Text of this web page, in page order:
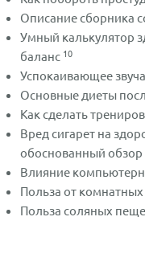
Описание сборника
Умный калькулятор
баланс 10
Успокаивающее
Основные диеты
Как сделать
Вред сигарет на
обоснованный обзор
Влияние
Польза от комнатных
Польза соляных